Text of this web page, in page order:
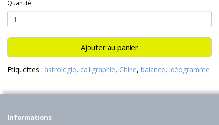
Quantité
Ajouter au panier
Etiquettes : astrologie, calligraphie, Chine, balance, idéogramme
Informations